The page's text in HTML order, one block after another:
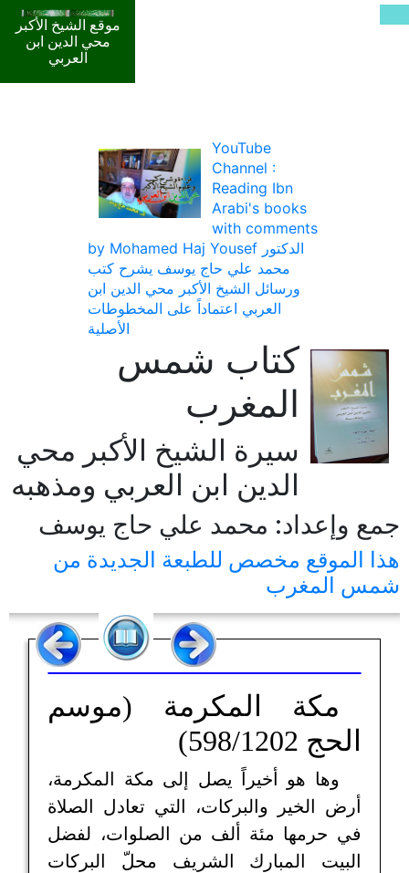
موقع الشيخ الأكبر
محي الدين ابن
العربي
YouTube
Channel :
Reading Ibn
Arabi's books
with comments
by Mohamed Haj Yousef الدكتور
محمد علي حاج يوسف يشرح كتب
ورسائل الشيخ الأكبر محي الدين ابن
العربي اعتماداً على المخطوطات
الأصلية
كتاب شمس
المغرب
سيرة الشيخ الأكبر محي
الدين ابن العربي ومذهبه
جمع وإعداد: محمد علي حاج يوسف
هذا الموقع مخصص للطبعة الجديدة من
شمس المغرب
مكة المكرمة (موسم
الحج 598/1202)
وها هو أخيراً يصل إلى مكة المكرمة،
أرض الخير والبركات، التي تعادل الصلاة
في حرمها مئة ألف من الصلوات، لفضل
البيت المبارك الشريف محلّ البركات